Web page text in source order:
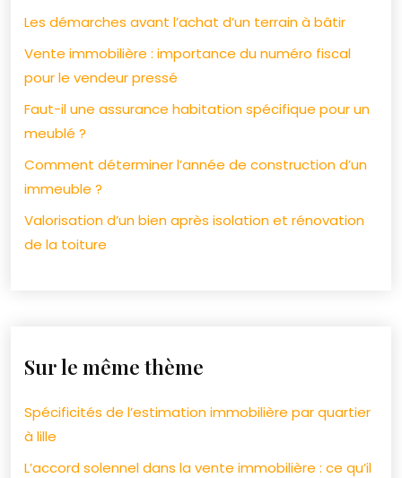
Les démarches avant l’achat d’un terrain à bâtir
Vente immobilière : importance du numéro fiscal
pour le vendeur pressé
Faut-il une assurance habitation spécifique pour un
meublé ?
Comment déterminer l’année de construction d’un
immeuble ?
Valorisation d’un bien après isolation et rénovation
de la toiture
Sur le même thème
Spécificités de l’estimation immobilière par quartier
à lille
L’accord solennel dans la vente immobilière : ce qu’il